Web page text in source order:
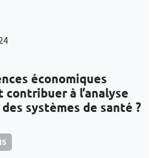
économiques
à l’analyse
systèmes de santé ?